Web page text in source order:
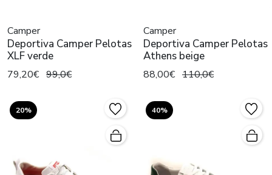
Camper
Deportiva Camper Pelotas
XLF verde
79,20€ 99,0€
Camper
Deportiva Camper Pelotas
Athens beige
88,00€ 110,0€
20% 40%